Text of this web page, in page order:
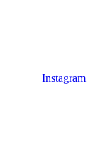
Instagram